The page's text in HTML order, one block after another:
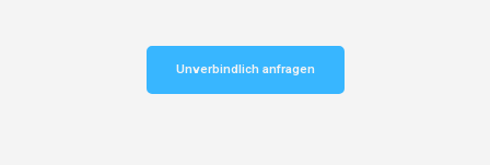
Unverbindlich anfragen